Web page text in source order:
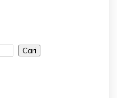
Cari